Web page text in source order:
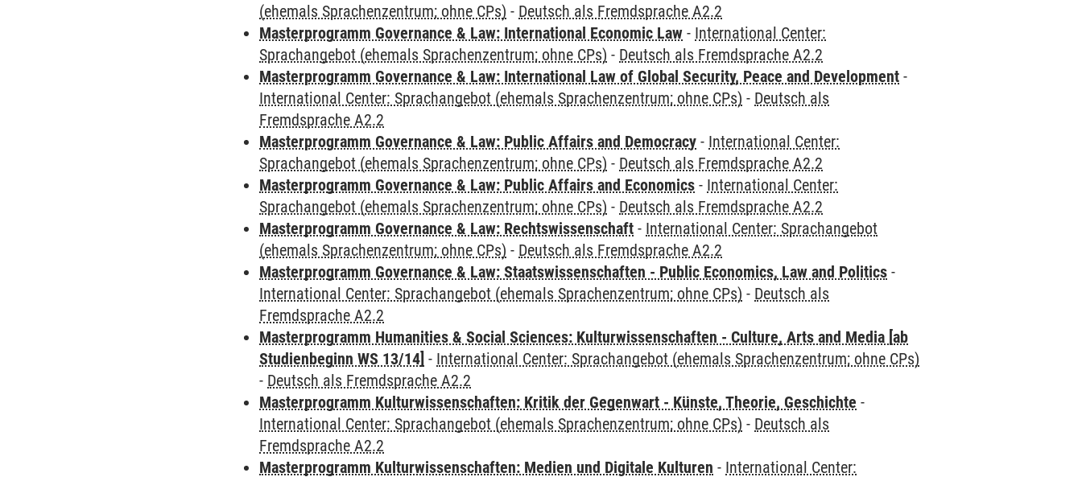
(ehemals Sprachenzentrum; ohne CPs) - Deutsch als Fremdsprache A2.2
Masterprogramm Governance & Law: International Economic Law - International Center:
Sprachangebot (ehemals Sprachenzentrum; ohne CPs) - Deutsch als Fremdsprache A2.2
Masterprogramm Governance & Law: International Law of Global Security, Peace and Development -
International Center: Sprachangebot (ehemals Sprachenzentrum; ohne CPs) - Deutsch als
Fremdsprache A2.2
Masterprogramm Governance & Law: Public Affairs and Democracy - International Center:
Sprachangebot (ehemals Sprachenzentrum; ohne CPs) - Deutsch als Fremdsprache A2.2
Masterprogramm Governance & Law: Public Affairs and Economics - International Center:
Sprachangebot (ehemals Sprachenzentrum; ohne CPs) - Deutsch als Fremdsprache A2.2
Masterprogramm Governance & Law: Rechtswissenschaft - International Center: Sprachangebot
(ehemals Sprachenzentrum; ohne CPs) - Deutsch als Fremdsprache A2.2
Masterprogramm Governance & Law: Staatswissenschaften - Public Economics, Law and Politics -
International Center: Sprachangebot (ehemals Sprachenzentrum; ohne CPs) - Deutsch als
Fremdsprache A2.2
Masterprogramm Humanities & Social Sciences: Kulturwissenschaften - Culture, Arts and Media [ab
Studienbeginn WS 13/14] - International Center: Sprachangebot (ehemals Sprachenzentrum; ohne CPs)
- Deutsch als Fremdsprache A2.2
Masterprogramm Kulturwissenschaften: Kritik der Gegenwart - Künste, Theorie, Geschichte -
International Center: Sprachangebot (ehemals Sprachenzentrum; ohne CPs) - Deutsch als
Fremdsprache A2.2
Masterprogramm Kulturwissenschaften: Medien und Digitale Kulturen - International Center: